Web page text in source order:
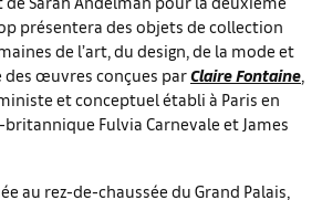
présentera des objets de collection
de l’art, du design, de la mode et
des œuvres conçues parClaire Fontaine,
et conceptuel établi à Paris en
Fulvia Carnevale et James
au rez-de-chaussée du Grand Palais,